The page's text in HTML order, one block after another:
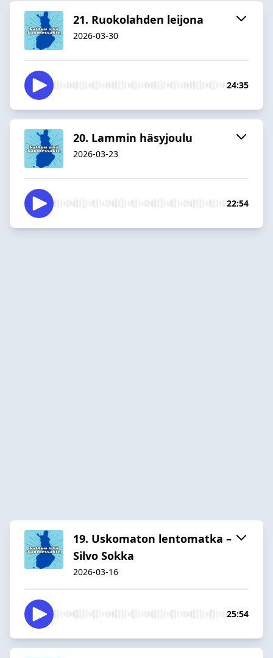
21. Ruokolahden leijona
2026-03-30
24:35
20. Lammin häsyjoulu
2026-03-23
22:54
19. Uskomaton lentomatka –
Silvo Sokka
2026-03-16
25:54